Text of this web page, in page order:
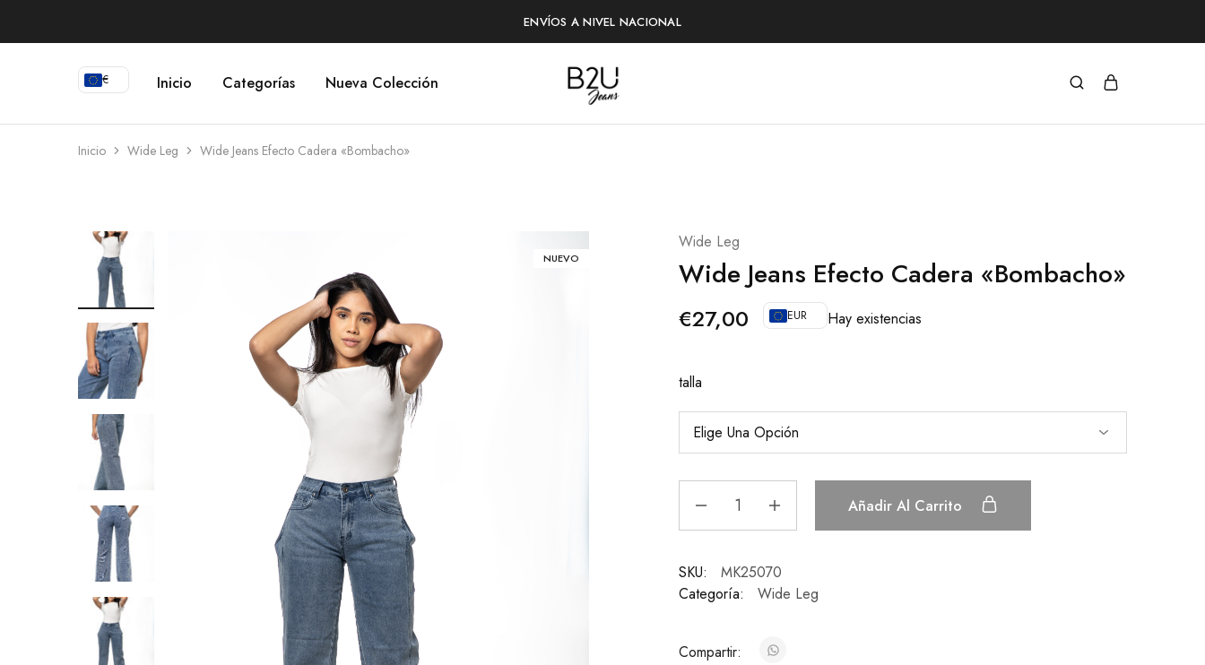
ENVÍOS A NIVEL NACIONAL
€ Inicio Categorías Nueva Colección B2U
Jeans
Tienda
Inicio Wide Leg Wide Jeans Efecto Cadera «Bombacho»
NUEVO
Wide Leg
Wide Jeans Efecto Cadera «Bombacho»
€27,00 EUR Hay existencias
talla
Añadir Al Carrito
SKU:
MK25070
Categoría:
Wide Leg
Compartir: